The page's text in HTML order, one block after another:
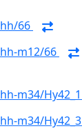
66
m12/66
m34/Hy42_1
m34/Hy42_3